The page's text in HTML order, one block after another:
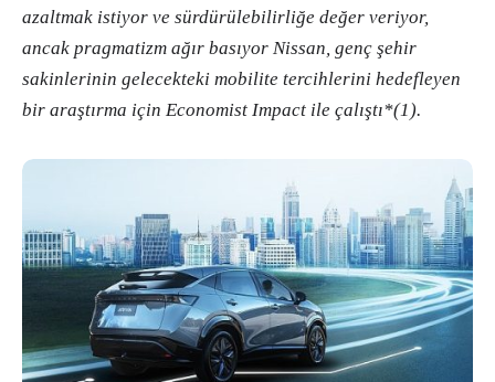
azaltmak istiyor ve sürdürülebilirliğe değer veriyor,
ancak pragmatizm ağır basıyor Nissan, genç şehir
sakinlerinin gelecekteki mobilite tercihlerini hedefleyen
bir araştırma için Economist Impact ile çalıştı*(1).